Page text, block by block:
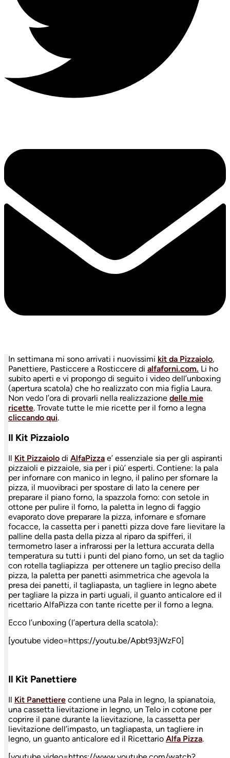
In settimana mi sono arrivati i nuovissimi kit da Pizzaiolo,
Panettiere, Pasticcere a Rosticcere di alfaforni.com. Li ho
subito aperti e vi propongo di seguito i video dell’unboxing
(apertura scatola) che ho realizzato con mia figlia Laura.
Non vedo l’ora di provarli nella realizzazione delle mie
ricette. Trovate tutte le mie ricette per il forno a legna
cliccando qui.
Il Kit Pizzaiolo
Il Kit Pizzaiolo di AlfaPizza e’ essenziale sia per gli aspiranti
pizzaioli e pizzaiole, sia per i più’ esperti. Contiene: la pala
per infornare con manico in legno, il palino per sfornare la
pizza, il muovibraci per spostare di lato la cenere per
preparare il piano forno, la spazzola forno: con setole in
ottone per pulire il forno, la paletta in legno di faggio
evaporato dove preparare la pizza, infornare e sfornare
focacce, la cassetta per i panetti pizza dove fare lievitare la
palline della pasta della pizza al riparo da spifferi, il
termometro laser a infrarossi per la lettura accurata della
temperatura su tutti i punti del piano forno, un set da taglio
con rotella tagliapizza per ottenere un taglio preciso della
pizza, la paletta per panetti asimmetrica che agevola la
presa dei panetti, il tagliapasta, un tagliere in legno abete
per tagliare la pizza in parti uguali, il guanto anticalore ed il
ricettario AlfaPizza con tante ricette per il forno a legna.
Ecco l’unboxing (l’apertura della scatola):
[youtube video=https://youtu.be/Apbt93jWzF0]
Il Kit Panettiere
Il Kit Panettiere contiene una Pala in legno, la spianatoia,
una cassetta lievitazione in legno, un Telo in cotone per
coprire il pane durante la lievitazione, la cassetta per
lievitazione dell’impasto, un tagliapasta, un tagliere in
legno, un guanto anticalore ed il Ricettario Alfa Pizza.